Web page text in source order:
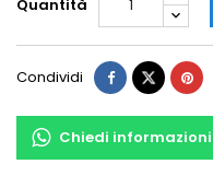
Quantità
Condividi
Chiedi